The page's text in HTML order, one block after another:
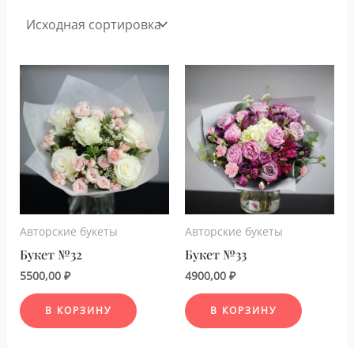
Авторские букеты
Букет №32
5500,00 ₽
В КОРЗИНУ
Авторские букеты
Букет №33
4900,00 ₽
В КОРЗИНУ